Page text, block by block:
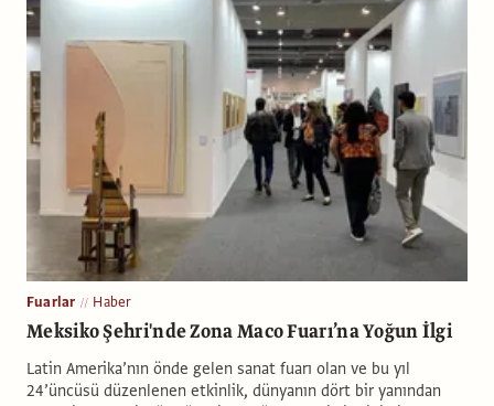
Fuarlar Haber
Meksiko Şehri'nde Zona Maco Fuarı’na Yoğun İlgi
Latin Amerika’nın önde gelen sanat fuarı olan ve bu yıl
24’üncüsü düzenlenen etkinlik, dünyanın dört bir yanından